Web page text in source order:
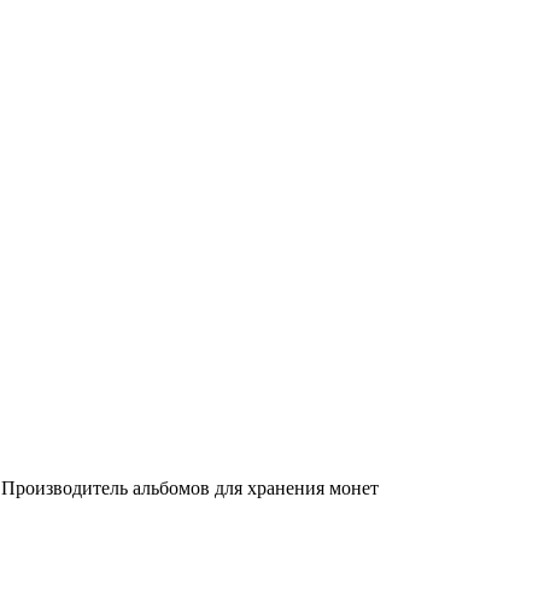
Производитель альбомов для хранения монет